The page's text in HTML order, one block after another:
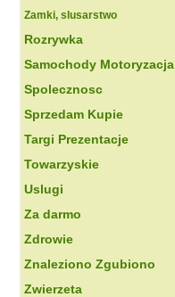
Zamki, slusarstwo
Rozrywka
Samochody Motoryzacja
Spolecznosc
Sprzedam Kupie
Targi Prezentacje
Towarzyskie
Uslugi
Za darmo
Zdrowie
Znaleziono Zgubiono
Zwierzeta